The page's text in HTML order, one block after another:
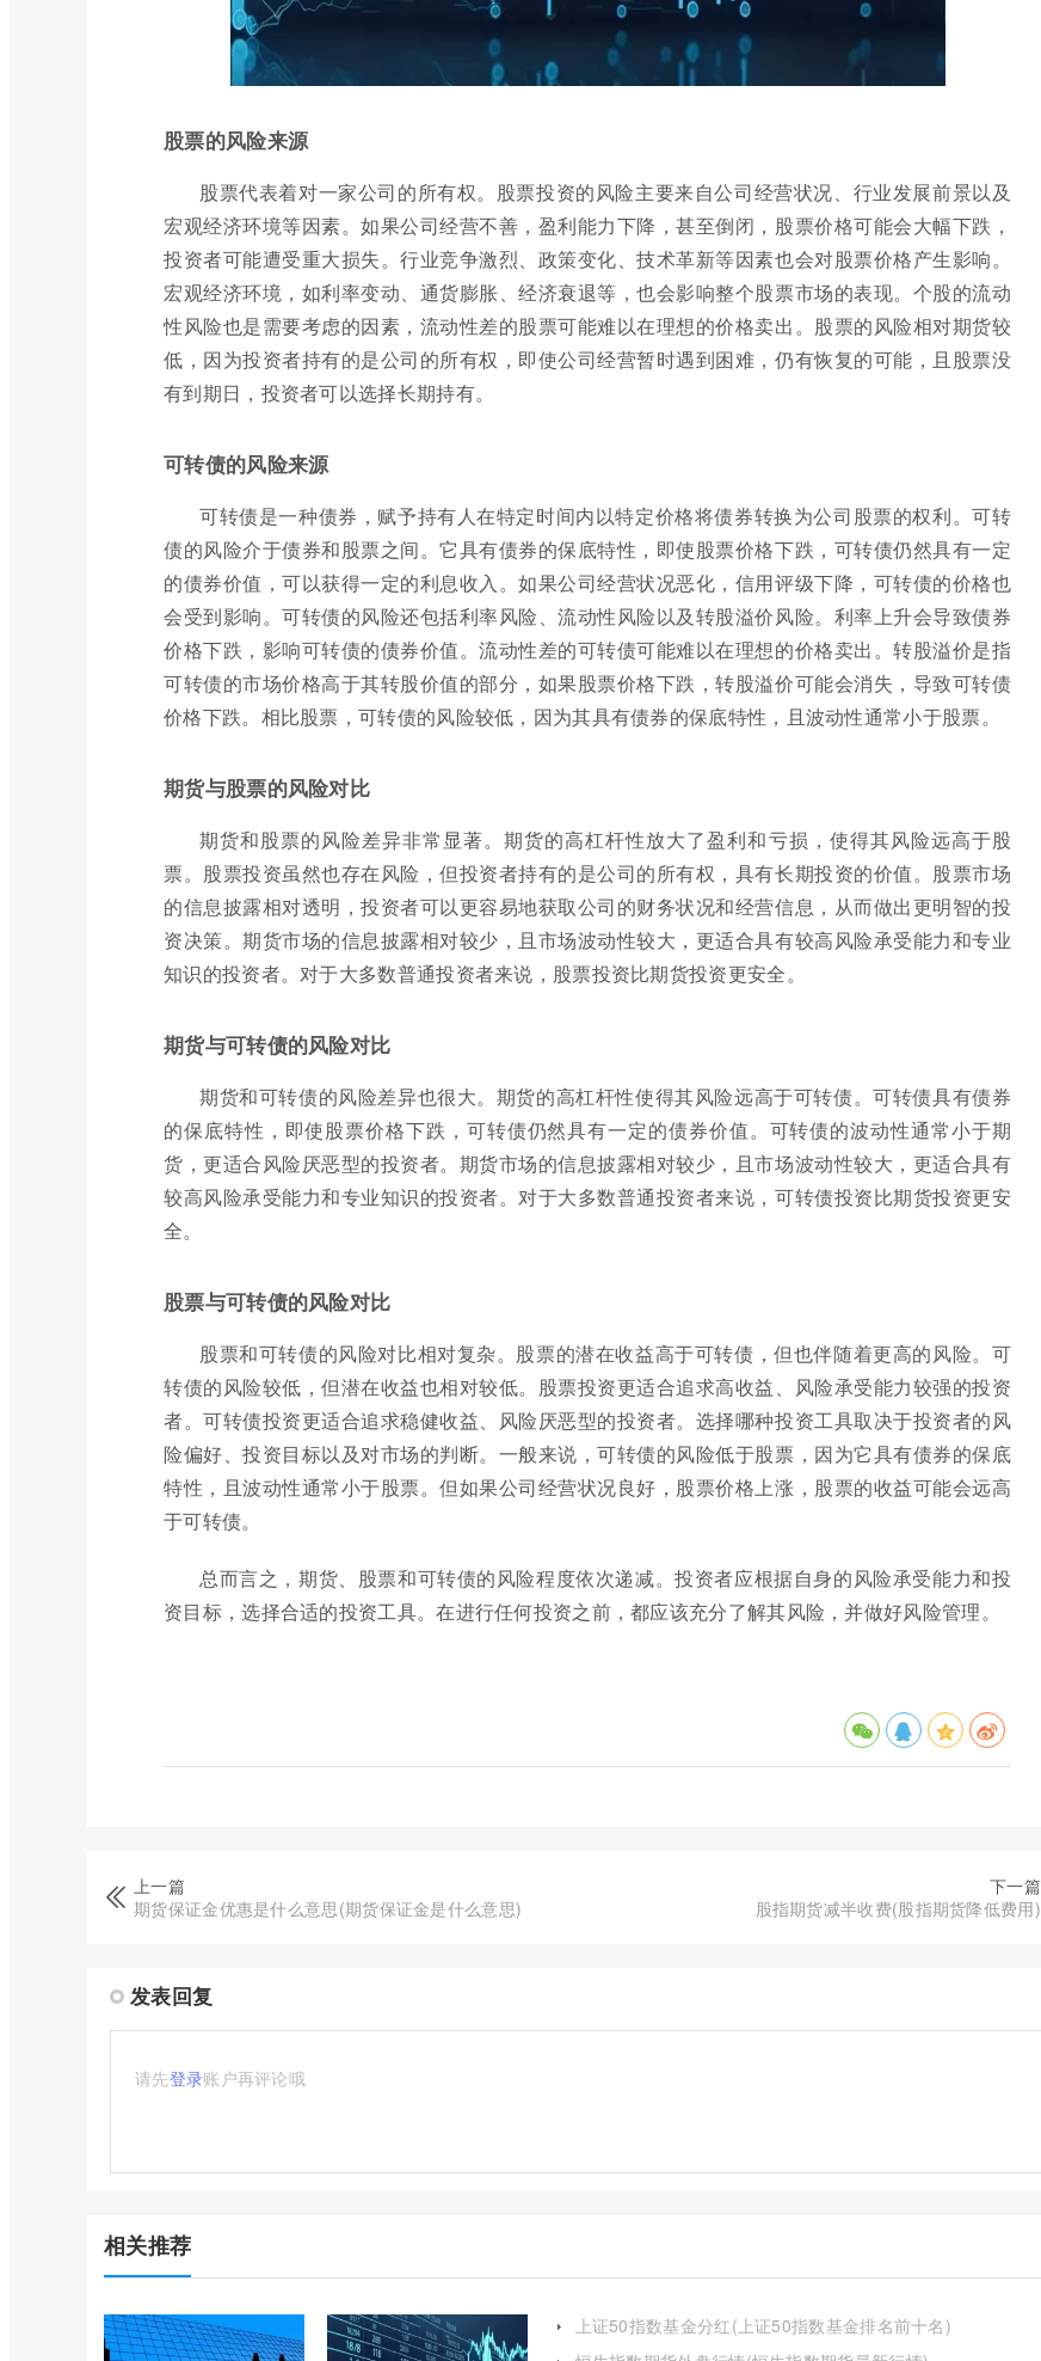
股票的风险来源
股票代表着对一家公司的所有权。股票投资的风险主要来自公司经营状况、行业发展前景以及
宏观经济环境等因素。如果公司经营不善，盈利能力下降，甚至倒闭，股票价格可能会大幅下跌，
投资者可能遭受重大损失。行业竞争激烈、政策变化、技术革新等因素也会对股票价格产生影响。
宏观经济环境，如利率变动、通货膨胀、经济衰退等，也会影响整个股票市场的表现。个股的流动
性风险也是需要考虑的因素，流动性差的股票可能难以在理想的价格卖出。股票的风险相对期货较
低，因为投资者持有的是公司的所有权，即使公司经营暂时遇到困难，仍有恢复的可能，且股票没
有到期日，投资者可以选择长期持有。
可转债的风险来源
可转债是一种债券，赋予持有人在特定时间内以特定价格将债券转换为公司股票的权利。可转
债的风险介于债券和股票之间。它具有债券的保底特性，即使股票价格下跌，可转债仍然具有一定
的债券价值，可以获得一定的利息收入。如果公司经营状况恶化，信用评级下降，可转债的价格也
会受到影响。可转债的风险还包括利率风险、流动性风险以及转股溢价风险。利率上升会导致债券
价格下跌，影响可转债的债券价值。流动性差的可转债可能难以在理想的价格卖出。转股溢价是指
可转债的市场价格高于其转股价值的部分，如果股票价格下跌，转股溢价可能会消失，导致可转债
价格下跌。相比股票，可转债的风险较低，因为其具有债券的保底特性，且波动性通常小于股票。
期货与股票的风险对比
期货和股票的风险差异非常显著。期货的高杠杆性放大了盈利和亏损，使得其风险远高于股
票。股票投资虽然也存在风险，但投资者持有的是公司的所有权，具有长期投资的价值。股票市场
的信息披露相对透明，投资者可以更容易地获取公司的财务状况和经营信息，从而做出更明智的投
资决策。期货市场的信息披露相对较少，且市场波动性较大，更适合具有较高风险承受能力和专业
知识的投资者。对于大多数普通投资者来说，股票投资比期货投资更安全。
期货与可转债的风险对比
期货和可转债的风险差异也很大。期货的高杠杆性使得其风险远高于可转债。可转债具有债券
的保底特性，即使股票价格下跌，可转债仍然具有一定的债券价值。可转债的波动性通常小于期
货，更适合风险厌恶型的投资者。期货市场的信息披露相对较少，且市场波动性较大，更适合具有
较高风险承受能力和专业知识的投资者。对于大多数普通投资者来说，可转债投资比期货投资更安
全。
股票与可转债的风险对比
股票和可转债的风险对比相对复杂。股票的潜在收益高于可转债，但也伴随着更高的风险。可
转债的风险较低，但潜在收益也相对较低。股票投资更适合追求高收益、风险承受能力较强的投资
者。可转债投资更适合追求稳健收益、风险厌恶型的投资者。选择哪种投资工具取决于投资者的风
险偏好、投资目标以及对市场的判断。一般来说，可转债的风险低于股票，因为它具有债券的保底
特性，且波动性通常小于股票。但如果公司经营状况良好，股票价格上涨，股票的收益可能会远高
于可转债。
总而言之，期货、股票和可转债的风险程度依次递减。投资者应根据自身的风险承受能力和投
资目标，选择合适的投资工具。在进行任何投资之前，都应该充分了解其风险，并做好风险管理。
上一篇
期货保证金优惠是什么意思(期货保证金是什么意思)
下一篇
股指期货减半收费(股指期货降低费用)
发表回复
请先登录账户再评论哦
相关推荐
上证50指数基金分红(上证50指数基金排名前十名)